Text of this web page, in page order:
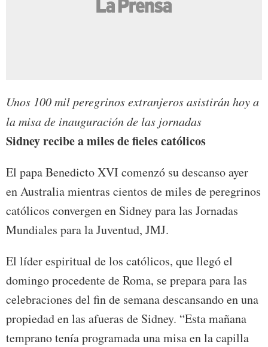
Unos 100 mil peregrinos extranjeros asistirán hoy a
la misa de inauguración de las jornadas
Sidney recibe a miles de fieles católicos
El papa Benedicto XVI comenzó su descanso ayer
en Australia mientras cientos de miles de peregrinos
católicos convergen en Sidney para las Jornadas
Mundiales para la Juventud, JMJ.
El líder espiritual de los católicos, que llegó el
domingo procedente de Roma, se prepara para las
celebraciones del fin de semana descansando en una
propiedad en las afueras de Sidney. “Esta mañana
temprano tenía programada una misa en la capilla